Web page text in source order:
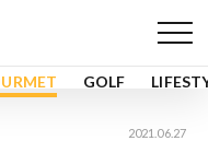
GOLF
2021.06.27